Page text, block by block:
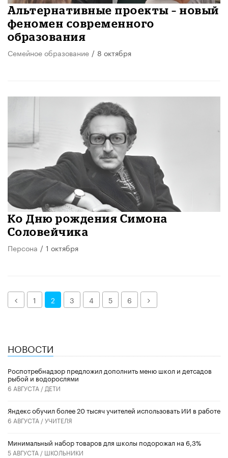
Альтернативные проекты – новый
феномен современного
образования
Семейное образование / 8 октября
Ко Дню рождения Симона
Соловейчика
Персона / 1 октября
Назад1 2 3 4 5 6 Далее
НОВОСТИ
Роспотребнадзор предложил дополнить меню школ и детсадов
рыбой и водорослями
6 АВГУСТА / ДЕТИ
​Яндекс обучил более 20 тысяч учителей использовать ИИ в работе
6 АВГУСТА /УЧИТЕЛЯ
Минимальный набор товаров для школы подорожал на 6,3%
5 АВГУСТА / ШКОЛЬНИКИ